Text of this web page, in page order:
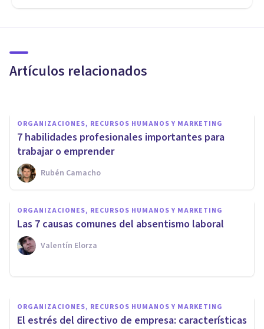
Artículos relacionados
Salud laboral: ¿qué factores
trabajadores?
ORGANIZACIONES, RECURSOS HUMANOS Y MARKETING
7 habilidades profesionales importantes para
trabajar o emprender
Rubén Camacho
ORGANIZACIONES, RECURSOS HUMANOS Y MARKETING
Las 7 causas comunes del absentismo laboral
Valentín Elorza
ORGANIZACIONES, RECURSOS HUMANOS Y MARKETING
Síndrome de Estocolmo
laboral: qué es, síntomas, y
qué hacer
ORGANIZACIONES, RECURSOS HUMANOS Y MARKETING
El estrés del directivo de empresa: características